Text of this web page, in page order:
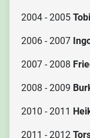
2004 - 2005
2006 - 2007
2007 - 2008
2008 - 2009
2010 - 2011
2011 - 2012